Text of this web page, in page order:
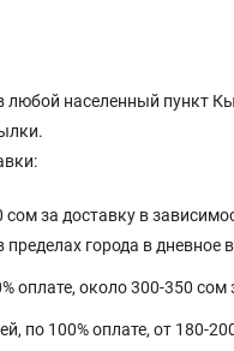
населенный пункт
за доставку в
города в дневное
оплате, около 300-350 сом
по 100% оплате, от 180-